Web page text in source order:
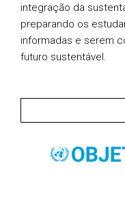
integração da
preparando os
informadas e serem
futuro sustentável.